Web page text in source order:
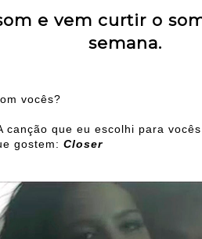
e vem curtir o
semana.
vocês?
canção que eu escolhi para
gostem: Closer